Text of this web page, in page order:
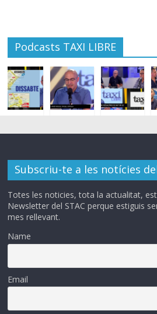
Podcasts TAXI LIBRE
Subscriu-te a les notícies
Totes les noticies, tota la actualitat,
Newsletter del STAC perque estiguis
mes rellevant.
Name
Email